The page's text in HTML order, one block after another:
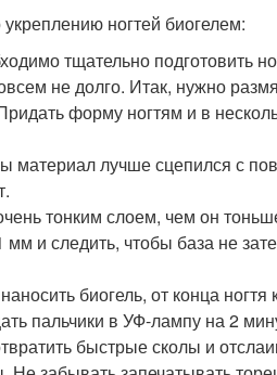
ногтей биогелем:
тщательно подготовить
не долго. Итак, нужно
форму ногтям и в
материал лучше сцепился с
тонким слоем, чем он
мм и следить, чтобы база не
биогель, от конца
пальчики в УФ-лампу на 2
быстрые сколы и